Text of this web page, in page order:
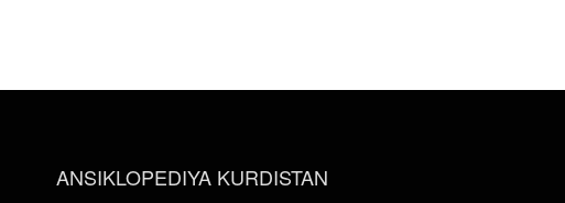
ANSIKLOPEDIYA KURDISTAN